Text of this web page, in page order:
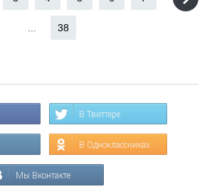
38
В Твиттере
В Одноклассниках
Мы Вконтакте